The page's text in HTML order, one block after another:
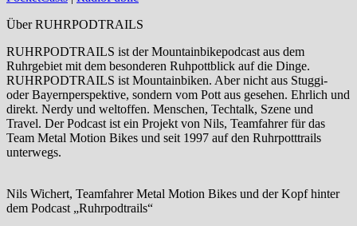
Über RUHRPODTRAILS
RUHRPODTRAILS ist der Mountainbikepodcast aus dem
Ruhrgebiet mit dem besonderen Ruhpottblick auf die Dinge.
RUHRPODTRAILS ist Mountainbiken. Aber nicht aus Stuggi-
oder Bayernperspektive, sondern vom Pott aus gesehen. Ehrlich und
direkt. Nerdy und weltoffen. Menschen, Techtalk, Szene und
Travel. Der Podcast ist ein Projekt von Nils, Teamfahrer für das
Team Metal Motion Bikes und seit 1997 auf den Ruhrpotttrails
unterwegs.
Nils Wichert, Teamfahrer Metal Motion Bikes und der Kopf hinter
dem Podcast „Ruhrpodtrails“